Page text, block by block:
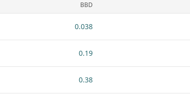
BBD
0.038
0.19
0.38